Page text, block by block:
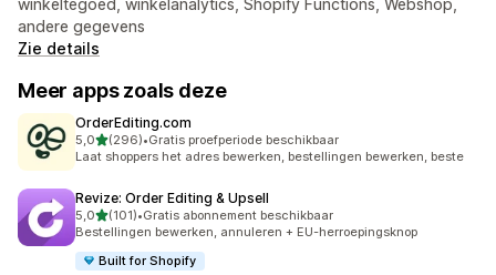
winkeltegoed, winkelanalytics, Shopify Functions, Webshop,
andere gegevens
Zie details
Meer apps zoals deze
OrderEditing.com
5,0van 5 sterren
(296)
296 recensies in totaal
•Gratis proefperiode beschikbaar
Laat shoppers het adres bewerken, bestellingen bewerken, beste
Revize: Order Editing & Upsell
5,0van 5 sterren
(101)
101 recensies in totaal
•Gratis abonnement beschikbaar
Bestellingen bewerken, annuleren + EU-herroepingsknop
Built for Shopify